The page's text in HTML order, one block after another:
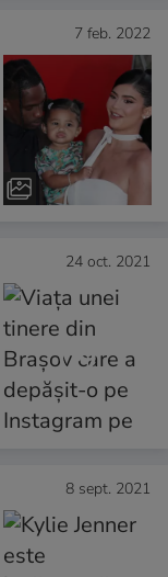
7 feb. 2022
24 oct. 2021
8 sept. 2021